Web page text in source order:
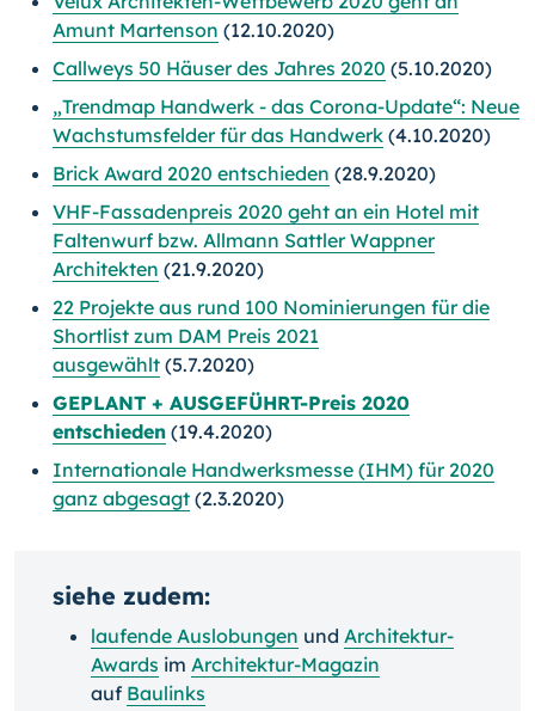
Amunt Martenson (12.10.2020)
Callweys 50 Häuser des Jahres 2020 (5.10.2020)
„Trendmap Handwerk - das Corona-Update“: Neue
Wachstumsfelder für das Handwerk (4.10.2020)
Brick Award 2020 entschieden (28.9.2020)
VHF-Fassadenpreis 2020 geht an ein Hotel mit
Faltenwurf bzw. Allmann Sattler Wappner
Architekten (21.9.2020)
22 Projekte aus rund 100 Nominierungen für die
Shortlist zum DAM Preis 2021
ausgewählt (5.7.2020)
GEPLANT + AUSGEFÜHRT-Preis 2020
entschieden (19.4.2020)
Internationale Handwerksmesse (IHM) für 2020
ganz abgesagt (2.3.2020)
siehe zudem:
laufende Auslobungen und Architektur-
Awards im Architektur-Magazin
auf Baulinks